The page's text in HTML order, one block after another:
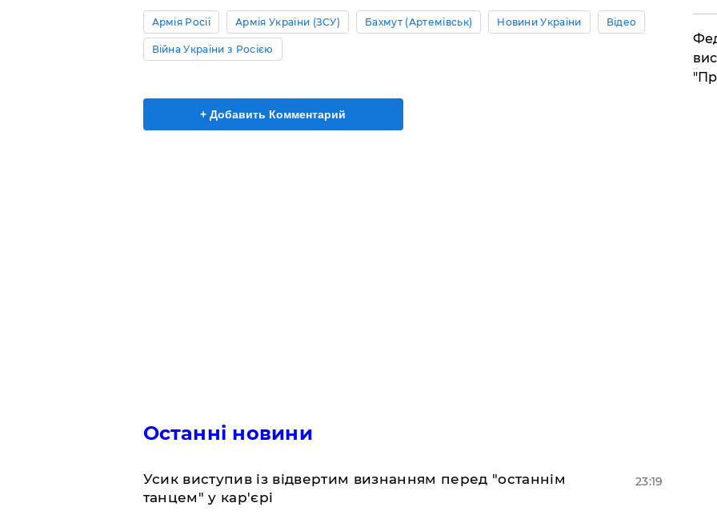
Армія Росії Армія України (ЗСУ) Бахмут (Артемівськ) Новини України Відео
Війна України з Росією
+ Добавить Комментарий
Останні новини
​Усик виступив із відвертим визнанням перед "останнім
танцем" у кар'єрі
23:19